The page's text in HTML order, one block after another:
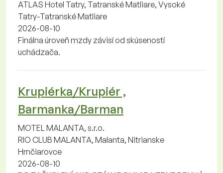
ATLAS Hotel Tatry, Tatranské Matliare, Vysoké
Tatry-Tatranské Matliare
2026-08-10
Finálna úroveň mzdy závisí od skúseností
uchádzača.
Krupiérka/Krupiér ,
Barmanka/Barman
MOTEL MALANTA, s.r.o.
RIO CLUB MALANTA, Malanta, Nitrianske
Hrnčiarovce
2026-08-10